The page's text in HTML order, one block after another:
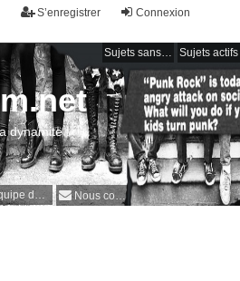
Connexion
S’enregistrer
Sujets sans réponse Sujets actifs
L’équipe du forum Nous contacter
dynamite !